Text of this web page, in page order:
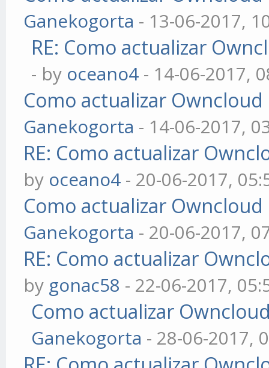
Ganekogorta - 13-06-2017,
RE: Como actualizar
- by oceano4 - 14-06-2017,
Como actualizar
Ganekogorta - 14-06-2017,
RE: Como actualizar
by oceano4 - 20-06-2017,
Como actualizar
Ganekogorta - 20-06-2017,
RE: Como actualizar
by gonac58 - 22-06-2017,
Como actualizar
Ganekogorta - 28-06-2017,